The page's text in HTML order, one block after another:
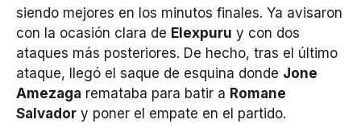
siendo mejores en los minutos finales. Ya avisaron
con la ocasión clara de Elexpuru y con dos
ataques más posteriores. De hecho, tras el último
ataque, llegó el saque de esquina donde Jone
Amezaga remataba para batir a Romane
Salvador y poner el empate en el partido.